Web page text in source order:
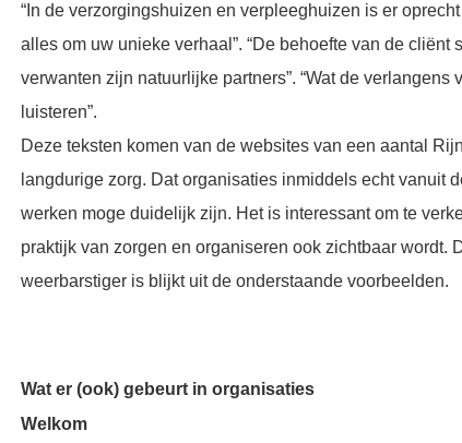
“In de verzorgingshuizen en verpleeghuizen is er
alles om uw unieke verhaal”. “De behoefte van de cliënt
verwanten zijn natuurlijke partners”. “Wat de
luisteren”.
Deze teksten komen van de websites van een aantal
langdurige zorg. Dat organisaties inmiddels echt vanuit
werken moge duidelijk zijn. Het is interessant om te
praktijk van zorgen en organiseren ook zichtbaar wordt.
weerbarstiger is blijkt uit de onderstaande voorbeelden.
Wat er (ook) gebeurt in organisaties
Welkom